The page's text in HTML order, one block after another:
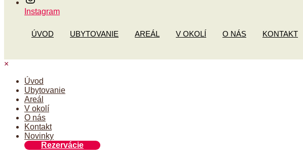
Instagram
ÚVOD UBYTOVANIE AREÁL V OKOLÍ O NÁS KONTAKT
×
Úvod
Ubytovanie
Areál
V okolí
O nás
Kontakt
Novinky
Rezervácie